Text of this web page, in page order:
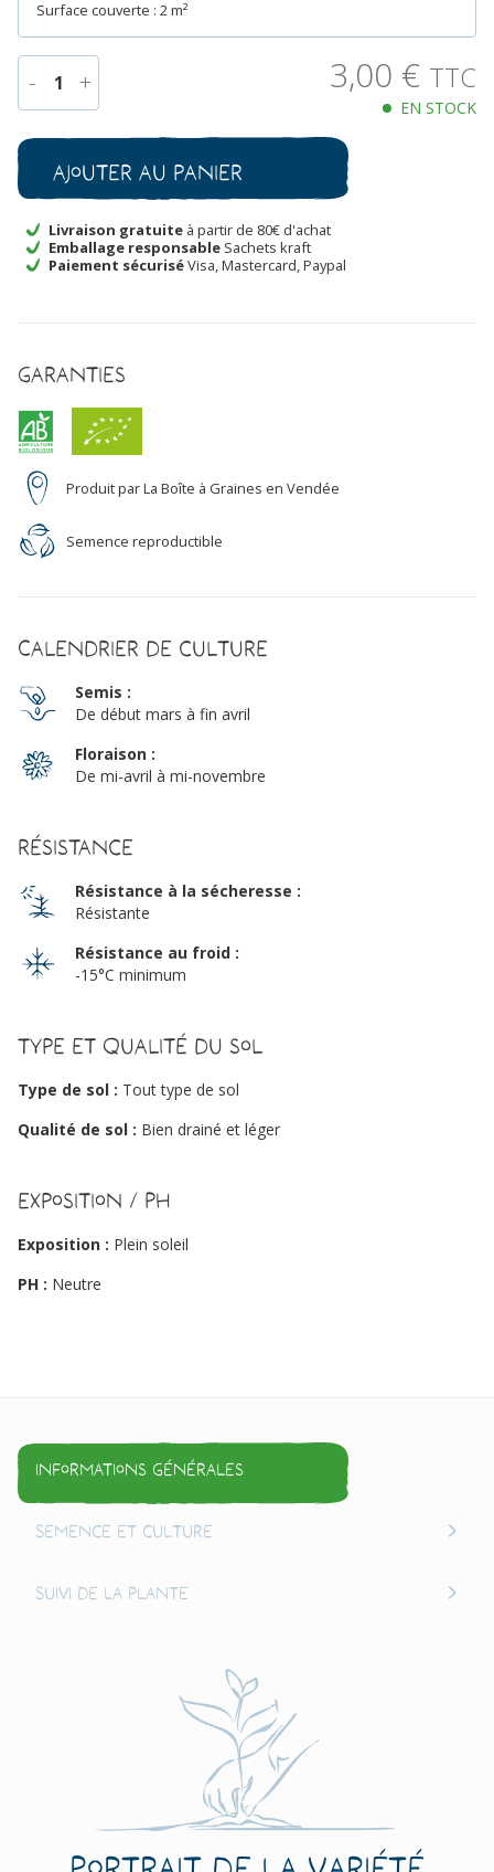
Surface couverte : 2 m²
- 1 +
de
Scabieuse
Black
Bio
3,00 € TTC
EN STOCK
Ajouter au panier
Livraison gratuite à partir de 80€ d'achat
Emballage responsable Sachets kraft
Paiement sécuriséVisa, Mastercard, Paypal
Garanties
Produit par La Boîte à Graines en Vendée
Semence reproductible
Calendrier de culture
Semis :
De début mars à fin avril
Floraison :
De mi-avril à mi-novembre
Résistance
Résistance à la sécheresse :
Résistante
Résistance au froid :
-15°C minimum
Type et qualité du sol
Type de sol : Tout type de sol
Qualité de sol : Bien drainé et léger
Exposition / PH
Exposition : Plein soleil
PH : Neutre
Informations générales
Semence et culture
Suivi de la plante